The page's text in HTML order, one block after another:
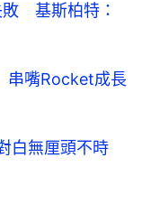
敗 基斯柏特：
嘴Rocket成長
白無厘頭不時